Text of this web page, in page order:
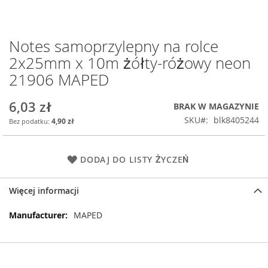
Przejdź
na
początek
galerii
Notes samoprzylepny na rolce
2x25mm x 10m żółty-różowy neon
21906 MAPED
6,03 zł
4,90 zł
BRAK W MAGAZYNIE
SKU
blk8405244
DODAJ DO LISTY ŻYCZEŃ
Więcej informacji
Więcej
MAPED